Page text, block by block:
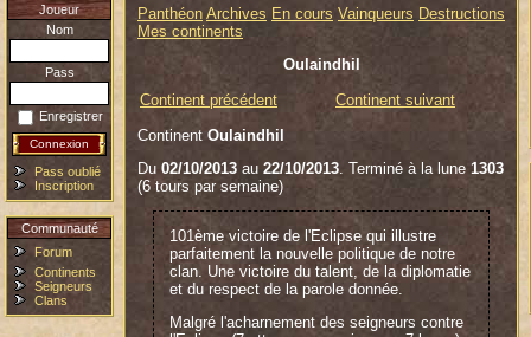
Joueur
Nom
Enregistrer
Pass oublié
Inscription
Communauté
Forum
Continents
Seigneurs
Clans
Panthéon Archives En cours Vainqueurs Destructions
Mes continents
Oulaindhil
Continent précédent
Continent suivant
Continent Oulaindhil
Du 02/10/2013 au 22/10/2013. Terminé à la lune 1303
(6 tours par semaine)
101ème victoire de l'Eclipse qui illustre
parfaitement la nouvelle politique de notre
clan. Une victoire du talent, de la diplomatie
et du respect de la parole donnée.
Malgré l'acharnement des seigneurs contre